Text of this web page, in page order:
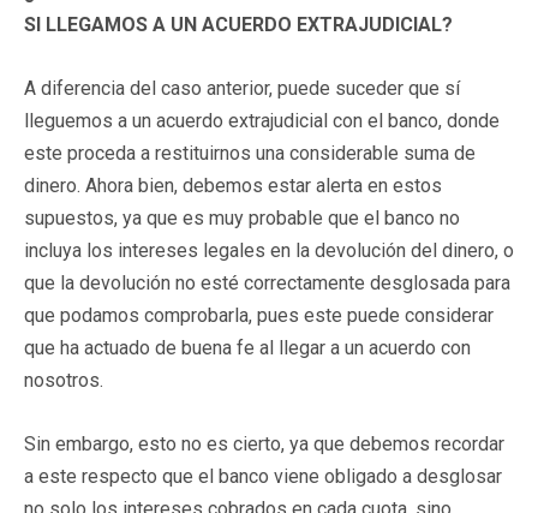
SI LLEGAMOS A UN ACUERDO EXTRAJUDICIAL?
A diferencia del caso anterior, puede suceder que sí
lleguemos a un acuerdo extrajudicial con el banco, donde
este proceda a restituirnos una considerable suma de
dinero. Ahora bien, debemos estar alerta en estos
supuestos, ya que es muy probable que el banco no
incluya los intereses legales en la devolución del dinero, o
que la devolución no esté correctamente desglosada para
que podamos comprobarla, pues este puede considerar
que ha actuado de buena fe al llegar a un acuerdo con
nosotros.
Sin embargo, esto no es cierto, ya que debemos recordar
a este respecto que el banco viene obligado a desglosar
no solo los intereses cobrados en cada cuota, sino